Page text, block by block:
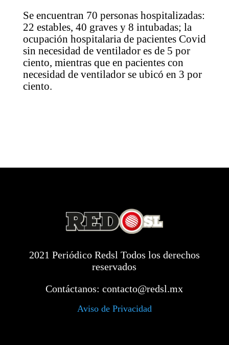
Se encuentran 70 personas hospitalizadas:
22 estables, 40 graves y 8 intubadas; la
ocupación hospitalaria de pacientes Covid
sin necesidad de ventilador es de 5 por
ciento, mientras que en pacientes con
necesidad de ventilador se ubicó en 3 por
ciento.
2021 Periódico Redsl Todos los derechos
reservados
Contáctanos:contacto@redsl.mx
Aviso de Privacidad